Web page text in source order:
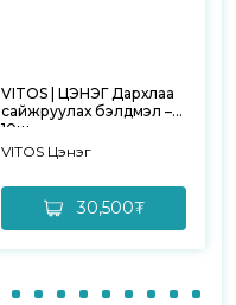
VITOS | ЦЭНЭГ Дархлаа
сайжруулах бэлдмэл –
10ш
VITOS Цэнэг
30,500₮